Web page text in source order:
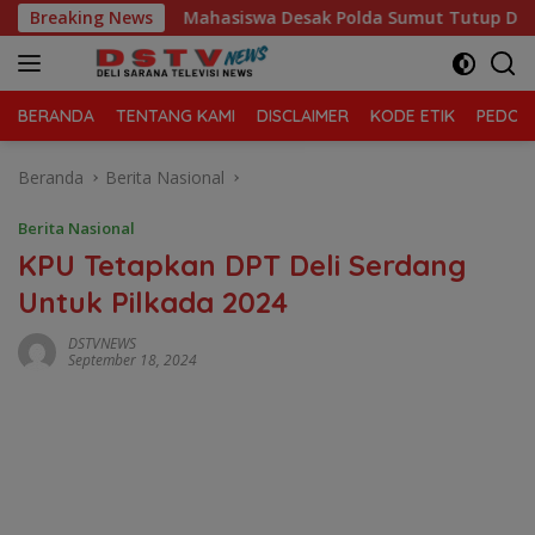
Langsung
ke
konten
Breaking News
Mahasiswa Desak Polda Sumut Tutup Dugaan Lokasi
BERANDA TENTANG KAMI DISCLAIMER KODE ETIK
Beranda Berita Nasional
Berita Nasional
KPU Tetapkan DPT Deli Serdang
Untuk Pilkada 2024
DSTVNEWS
September 18, 2024